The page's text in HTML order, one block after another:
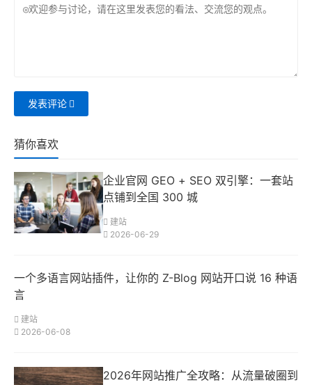
发表评论
猜你喜欢
企业官网 GEO + SEO 双引擎：一套站
点铺到全国 300 城
建站
2026-06-29
一个多语言网站插件，让你的 Z-Blog 网站开口说 16 种语
言
建站
2026-06-08
2026年网站推广全攻略：从流量破圈到